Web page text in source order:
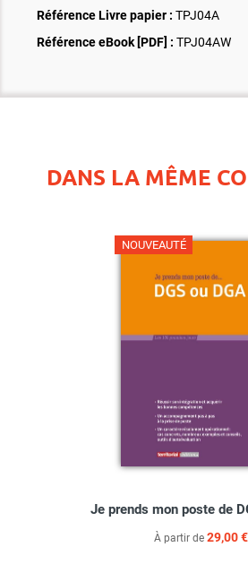
Référence Livre papier : TPJ04A
Référence eBook [PDF] : TPJ04AW
DANS LA MÊME
NOUVEAUTÉ
Je prends mon poste de
À partir de 29,00 €